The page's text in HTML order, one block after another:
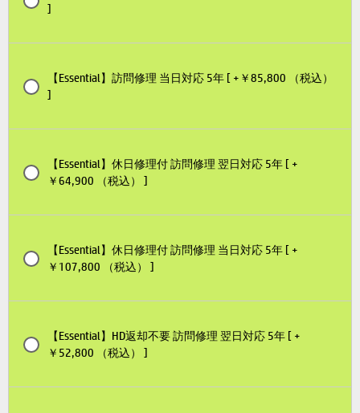
]
【Essential】訪問修理 当日対応 5年 [ +￥85,800 （税込）
]
【Essential】休日修理付 訪問修理 翌日対応 5年 [ +
￥64,900 （税込） ]
【Essential】休日修理付 訪問修理 当日対応 5年 [ +
￥107,800 （税込） ]
【Essential】HD返却不要 訪問修理 翌日対応 5年 [ +
￥52,800 （税込） ]